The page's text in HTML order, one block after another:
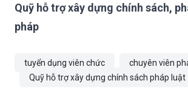
Quỹ hỗ trợ xây dựng chính sách,
pháp
tuyển dụng viên chức
chuyên viên
Quỹ hỗ trợ xây dựng chính sách pháp luật